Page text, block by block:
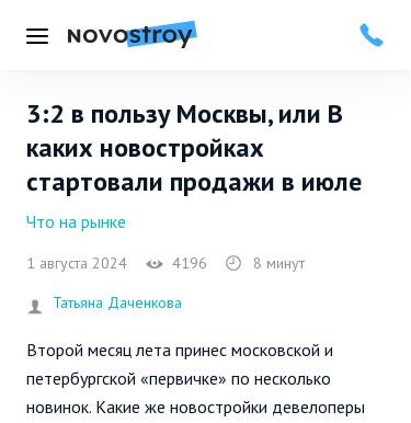
Меню
3:2 в пользу Москвы, или В
каких новостройках
стартовали продажи в июле
Что на рынке
1 августа 2024 4196
8 минут
Татьяна Даченкова
Второй месяц лета принес московской и
петербургской «первичке» по несколько
новинок. Какие же новостройки девелоперы